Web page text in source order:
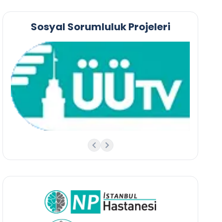
Sosyal Sorumluluk Projeleri